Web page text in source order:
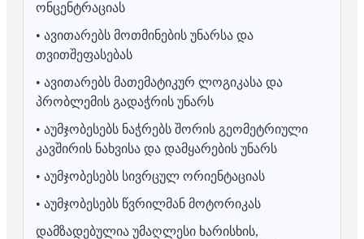
ონცენტრაციას
• ავითარებს მოთმინების უნარსა და
თვითშეფასებას
• ავითარებს მათემატიკურ ლოგიკასა და
პრობლემის გადაჭრის უნარს
• აუმჯობესებს ნაჭრებს შორის გეომეტრიული
კავშირის ნახვისა და დამყარების უნარს
• აუმჯობესებს სივრცულ ორიენტაციას
• აუმჯობესებს წვრილმან მოტორიკას
დამზადებულია უმაღლესი ხარისხის,